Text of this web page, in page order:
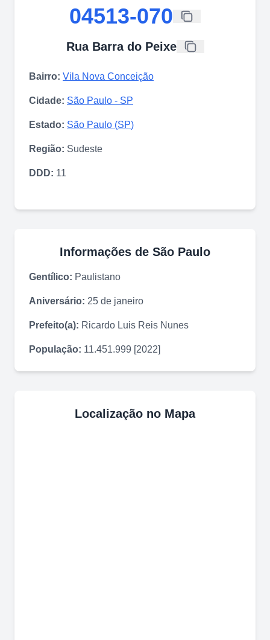
04513-070
Rua Barra do Peixe
Bairro: Vila Nova Conceição
Cidade: São Paulo - SP
Estado: São Paulo (SP)
Região: Sudeste
DDD: 11
Informações de São Paulo
Gentílico: Paulistano
Aniversário: 25 de janeiro
Prefeito(a): Ricardo Luis Reis Nunes
População: 11.451.999 [2022]
Localização no Mapa